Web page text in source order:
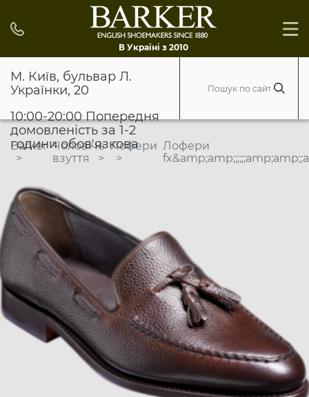
В Україні з 2010
М. Київ, бульвар Л.
Українки, 20
10:00-20:00 Попередня
домовленість за 1-2
години обов'язкова
Barker Чоловіче
взуття
Лофери Лофери